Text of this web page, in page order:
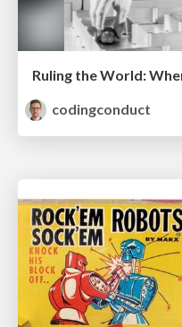
Ruling the World:
codingconduct